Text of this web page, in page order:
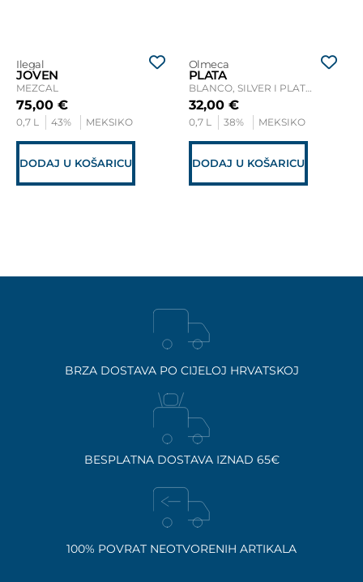
Ilegal
JOVEN
MEZCAL
75,00 €
0,7 L 43% MEKSIKO
DODAJ U KOŠARICU
Olmeca
PLATA
BLANCO, SILVER I PLATA TEQUILA
32,00 €
0,7 L 38% MEKSIKO
DODAJ U KOŠARICU
BRZA DOSTAVA PO CIJELOJ HRVATSKOJ
BESPLATNA DOSTAVA IZNAD 65€
100% POVRAT NEOTVORENIH ARTIKALA